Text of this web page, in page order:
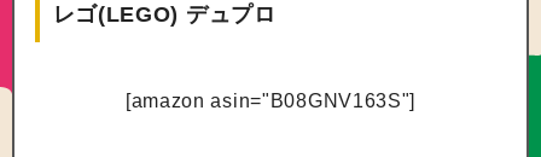
レゴ(LEGO) デュプロ
[amazon asin="B08GNV163S"]